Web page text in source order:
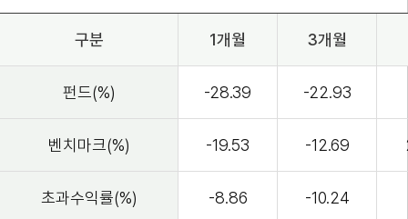
구분 1개월 3개월
펀드(%) -28.39 -22.93
벤치마크(%) -19.53 -12.69
초과수익률(%) -8.86 -10.24